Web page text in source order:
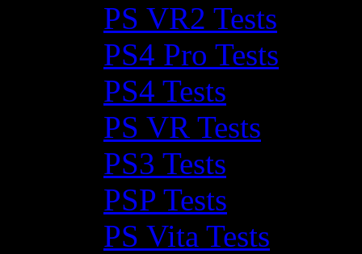
PS VR2 Tests
PS4 Pro Tests
PS4 Tests
PS VR Tests
PS3 Tests
PSP Tests
PS Vita Tests